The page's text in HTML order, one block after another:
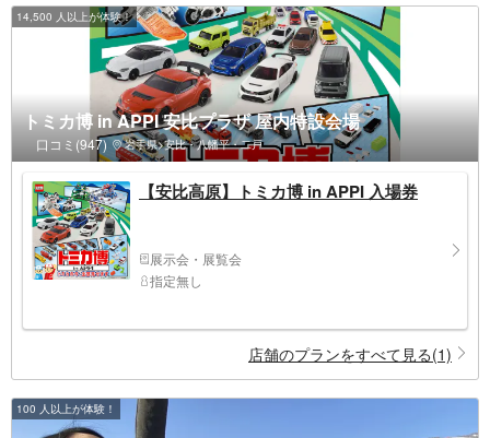
14,500 人以上が体験！
トミカ博 in APPI 安比プラザ 屋内特設会場
口コミ(947) 岩手県>安比・八幡平・二戸
【安比高原】トミカ博 in APPI 入場券
展示会・展覧会
指定無し
店舗のプランをすべて見る(1)
100 人以上が体験！